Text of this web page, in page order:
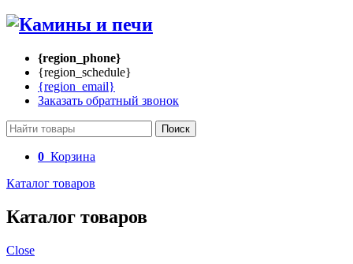
{region_phone}
{region_schedule}
{region_email}
Заказать обратный звонок
Поиск
0 Корзина
Каталог товаров
Каталог товаров
Close